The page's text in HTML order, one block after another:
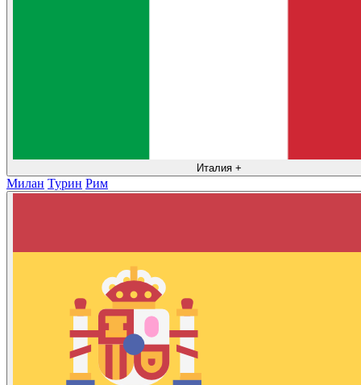
Италия +
Милан Турин Рим